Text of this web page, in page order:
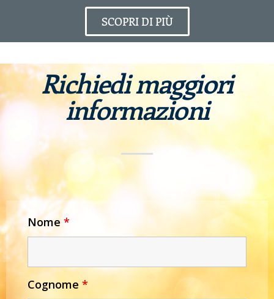
SCOPRI DI PIÙ
Richiedi maggiori
informazioni
Nome *
Cognome *